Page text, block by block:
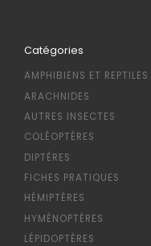
Catégories
AMPHIBIENS ET REPTILES
ARACHNIDES
AUTRES INSECTES
COLÉOPTÈRES
DIPTÈRES
FICHES PRATIQUES
HÉMIPTÈRES
HYMÉNOPTÈRES
LÉPIDOPTÈRES